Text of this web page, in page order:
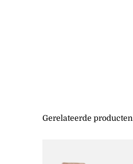
Gerelateerde producten